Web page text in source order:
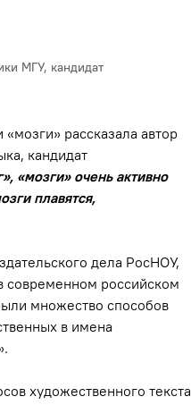
МГУ, кандидат
рассказала автор
кандидат
«мозги» очень активно
плавятся,
дела РосНОУ,
современном российском
множество способов
в имена
художественного текста